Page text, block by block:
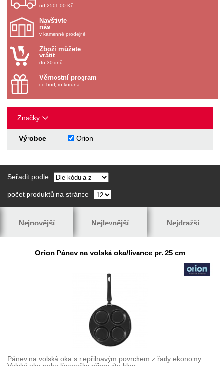
od 2501.00 Kč
Navštivte
nás
v kamenné prodejně
Zboží můžete
vrátit
do 30 dnů
Věrnostní program
co bod, to koruna
Značky
Výrobce Orion
Seřadit podle
počet produktů na stránce
Nejnovější Nejlevnější Nejdražší
Orion Pánev na volská oka/lívance pr. 25 cm
Pánev na volská oka s nepřilnavým povrchem z řady ekonomy.